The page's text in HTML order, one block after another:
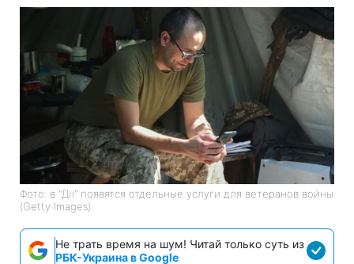
Фото: в "Дії" появятся отдельные услуги для ветеранов войны
(Getty Images)
Не трать время на шум! Читай только суть из
РБК-Украина в Google